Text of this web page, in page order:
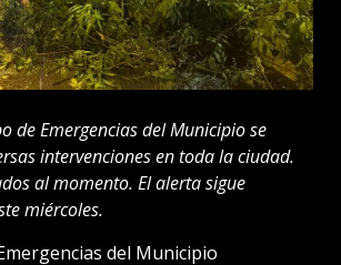
de Emergencias del Municipio se
intervenciones en toda la ciudad.
al momento. El alerta sigue
miércoles.
del Municipio